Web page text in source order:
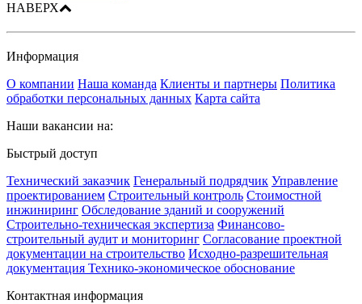
НАВЕРХ
Информация
О компании Наша команда Клиенты и партнеры Политика
обработки персональных данных Карта сайта
Наши вакансии на:
Быстрый доступ
Технический заказчик Генеральный подрядчик Управление
проектированием Строительный контроль Стоимостной
инжиниринг Обследование зданий и сооружений
Строительно-техническая экспертиза Финансово-
строительный аудит и мониторинг Согласование проектной
документации на строительство Исходно-разрешительная
документация Технико-экономическое обоснование
Контактная информация